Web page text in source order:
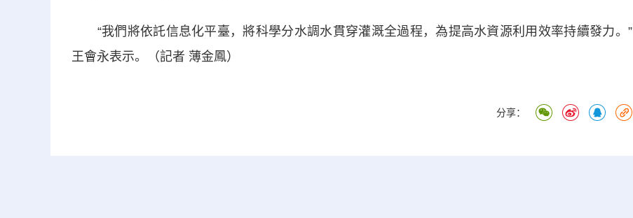
“我們將依託信息化平臺，將科學分水調水貫穿灌溉全過程，為提高水資源利用效率持續發力。”
王會永表示。（記者 薄金鳳）
分享：